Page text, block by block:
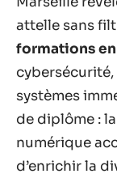
attelle sans
formations
systèmes
de diplôme :
numérique
d’enrichir la